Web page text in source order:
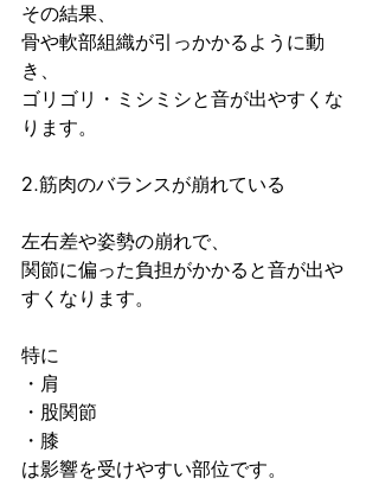
その結果、
骨や軟部組織が引っかかるように動
き、
ゴリゴリ・ミシミシと音が出やすくな
ります。
2.筋肉のバランスが崩れている
左右差や姿勢の崩れで、
関節に偏った負担がかかると音が出や
すくなります。
特に
・肩
・股関節
・膝
は影響を受けやすい部位です。